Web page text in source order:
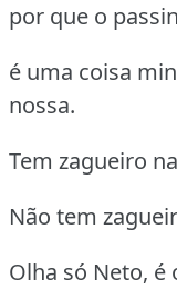
por que o
é uma coisa
nossa.
Tem zagueiro
Não tem
Olha só Neto, é